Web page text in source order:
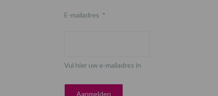
E-mailadres *
Vul hier uw e-mailadres in